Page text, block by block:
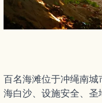
百名海滩位于冲绳南
海白沙、设施安全、圣